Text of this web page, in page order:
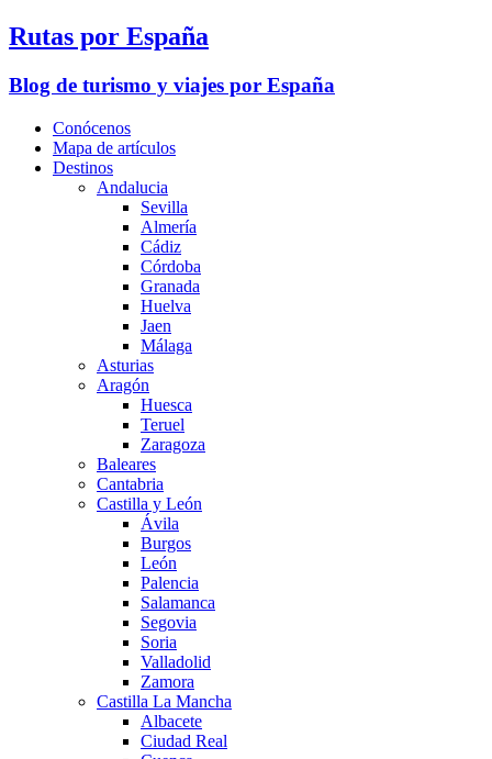
Rutas por España
Blog de turismo y viajes por España
Conócenos
Mapa de artículos
Destinos
Andalucia
Sevilla
Almería
Cádiz
Córdoba
Granada
Huelva
Jaen
Málaga
Asturias
Aragón
Huesca
Teruel
Zaragoza
Baleares
Cantabria
Castilla y León
Ávila
Burgos
León
Palencia
Salamanca
Segovia
Soria
Valladolid
Zamora
Castilla La Mancha
Albacete
Ciudad Real